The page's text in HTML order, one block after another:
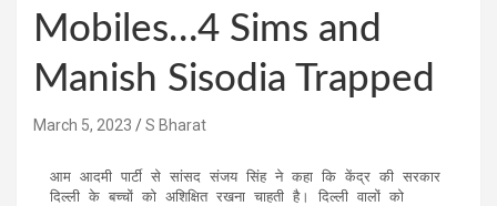
Mobiles…4 Sims and
Manish Sisodia Trapped
March 5, 2023 S Bharat
आम आदमी पार्टी से सांसद संजय सिंह ने कहा कि केंद्र की सरकार
दिल्ली के बच्चों को अशिक्षित रखना चाहती है। दिल्ली वालों को